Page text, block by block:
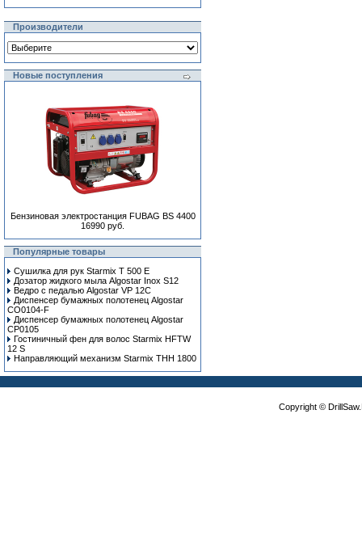
Производители
Новые поступления
Бензиновая электростанция FUBAG BS 4400
16990 руб.
Популярные товары
Сушилка для рук Starmix T 500 E
Дозатор жидкого мыла Algostar Inox S12
Ведро с педалью Algostar VP 12C
Диспенсер бумажных полотенец Algostar
CO0104-F
Диспенсер бумажных полотенец Algostar
CP0105
Гостиничный фен для волос Starmix HFTW
12 S
Направляющий механизм Starmix THH 1800
Copyright ©